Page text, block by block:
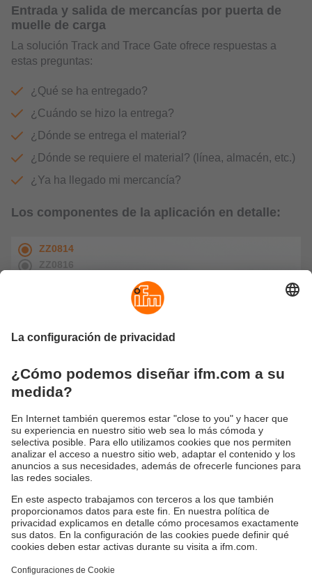
Entrada y salida de mercancías por puerta de
muelle de carga
La solución Track and Trace Gate ofrece respuestas a
estas preguntas:
¿Qué se ha entregado?
¿Cuándo se hizo la entrega?
¿Dónde se entrega el material?
¿Dónde se requiere el material? (línea, almacén, etc.)
¿Ya ha llegado mi mercancía?
Los componentes de la aplicación en detalle:
Sostenibilidad
Condiciones generales de venta
Política de garantía
Avisos legales
Política de privacidad